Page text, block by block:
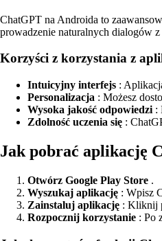
ChatGPT na Androida to
prowadzenie naturalnych dialogów
Korzyści z korzystania z
Intuicyjny interfejs :
Personalizacja : Możesz
Wysoka jakość odpowiedzi :
Zdolność uczenia się :
Jak pobrać aplikację
Otwórz Google Play Store .
Wyszukaj aplikację : Wpisz
Zainstaluj aplikację : Kliknij
Rozpocznij korzystanie : Po